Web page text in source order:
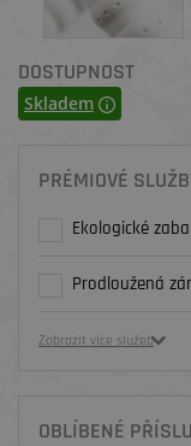
DOSTUPNOST
Skladem
PRÉMIOVÉ
Ekologické
Prodloužená
Zobrazit více služeb
OBLÍBENÉ